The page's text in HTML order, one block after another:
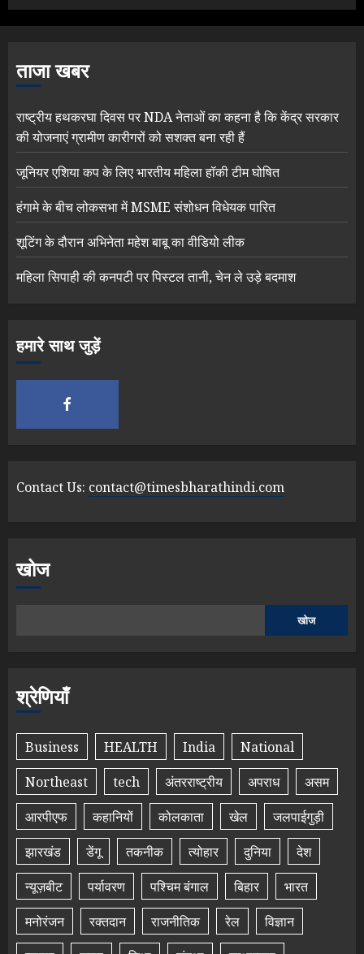
ताजा खबर
राष्ट्रीय हथकरघा दिवस पर NDA नेताओं का कहना है कि केंद्र सरकार
की योजनाएं ग्रामीण कारीगरों को सशक्त बना रही हैं
जूनियर एशिया कप के लिए भारतीय महिला हॉकी टीम घोषित
हंगामे के बीच लोकसभा में MSME संशोधन विधेयक पारित
शूटिंग के दौरान अभिनेता महेश बाबू का वीडियो लीक
महिला सिपाही की कनपटी पर पिस्टल तानी, चेन ले उड़े बदमाश
हमारे साथ जुड़ें
Contact Us: contact@timesbharathindi.com
खोज
खोज
श्रेणियाँ
Business HEALTH India
National
Northeast
tech अंतरराष्ट्रीय अपराध
असम
आरपीएफ
कहानियों कोलकाता खेल
जलपाईगुड़ी
झारखंड
डेंगू तकनीक त्योहार दुनिया
देश
न्यूज़बीट
पर्यावरण पश्चिम बंगाल बिहार
भारत
मनोरंजन
रक्तदान राजनीतिक रेल
विज्ञान